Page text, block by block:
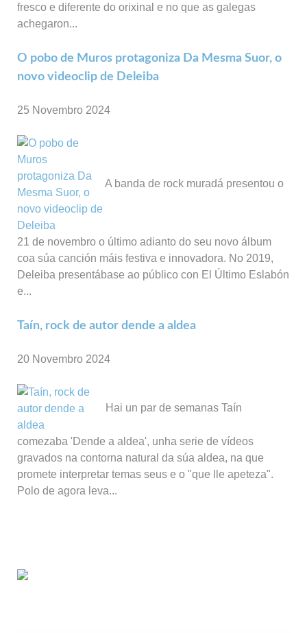
fresco e diferente do orixinal e no que as galegas
achegaron...
O pobo de Muros protagoniza Da Mesma Suor, o
novo videoclip de Deleiba
25 Novembro 2024
A banda de rock muradá presentou o
21 de novembro o último adianto do seu novo álbum
coa súa canción máis festiva e innovadora. No 2019,
Deleiba presentábase ao público con El Último Eslabón
e...
Taín, rock de autor dende a aldea
20 Novembro 2024
Hai un par de semanas Taín
comezaba 'Dende a aldea', unha serie de vídeos
gravados na contorna natural da súa aldea, na que
promete interpretar temas seus e o "que lle apeteza".
Polo de agora leva...